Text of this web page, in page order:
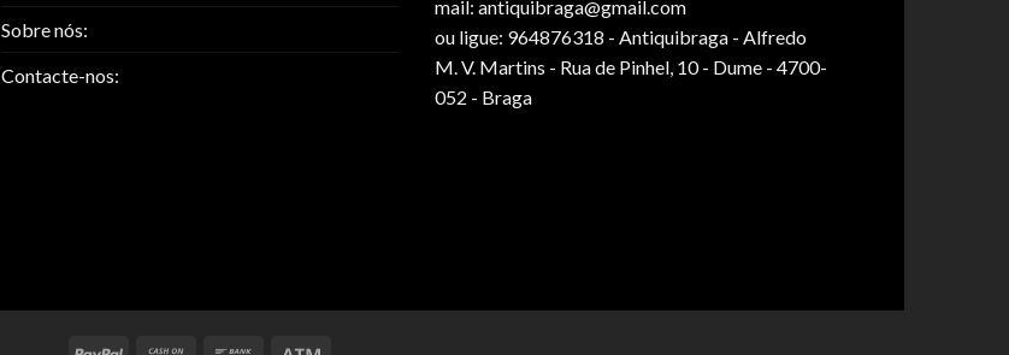
Sobre nós:
Contacte-nos:
mail: antiquibraga@gmail.com
ou ligue: 964876318 - Antiquibraga - Alfredo
M. V. Martins - Rua de Pinhel, 10 - Dume - 4700-
052 - Braga